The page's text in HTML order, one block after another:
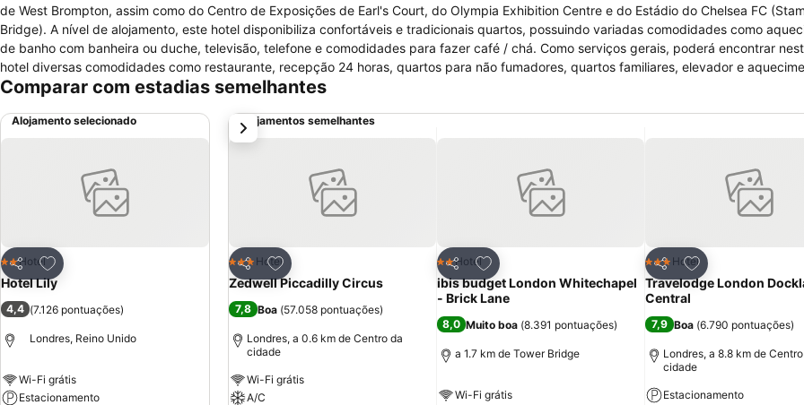
de West Brompton, assim como do Centro de Exposições de Earl's Court, do Olympia Exhibition Centre e do Estádio do Chelsea FC
Bridge). A nível de alojamento, este hotel disponibiliza confortáveis e tradicionais quartos, possuindo variadas comodidades como
de banho com banheira ou duche, televisão, telefone e comodidades para fazer café / chá. Como serviços gerais, poderá encontrar
hotel diversas comodidades como restaurante, recepção 24 horas, quartos para não fumadores, quartos familiares, elevador e
referir, ainda, que o hotel disponibiliza ligação à Internet, mediante um pagamento. Da mesma forma, o hotel disponibiliza
Comparar com estadias semelhantes
Alojamento selecionado
Partilhar
Adicionar aos favoritos
2 Estrelas
Hotel
Hotel Lily
4,4 (7.126 pontuações)
Londres, Reino Unido
Wi-Fi grátis
Estacionamento
Alojamentos semelhantes
Partilhar
Adicionar aos favoritos
3 Estrelas
Hotel
Zedwell Piccadilly Circus
7,8 Boa (57.058 pontuações)
Londres, a 0.6 km de Centro da
cidade
Wi-Fi grátis
A/C
Partilhar
Adicionar aos favoritos
2 Estrelas
Hotel
ibis budget London Whitechapel
- Brick Lane
8,0 Muito boa (8.391 pontuações)
a 1.7 km de Tower Bridge
Wi-Fi grátis
Partilhar
Adicionar aos
3 Estrelas
Hotel
Travelodge London
Central
7,9 Boa (6.790 pontuações)
Londres, a 8.8 km de
cidade
Estacionamento
próximo